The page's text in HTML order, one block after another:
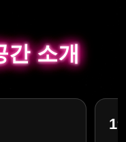
간 소개
간 소개